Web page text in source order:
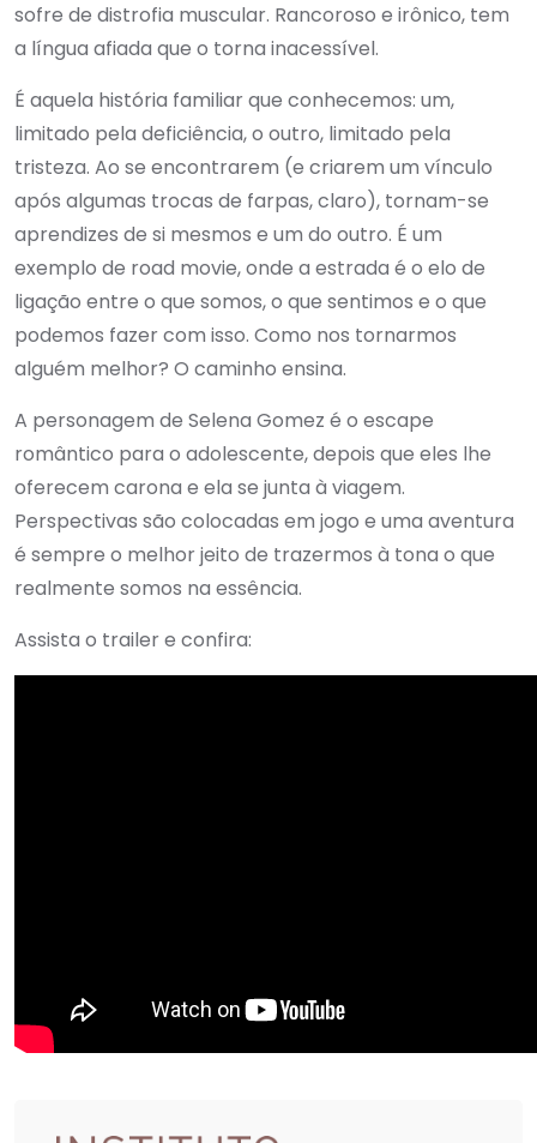
sofre de distrofia muscular. Rancoroso e irônico, tem
a língua afiada que o torna inacessível.
É aquela história familiar que conhecemos: um,
limitado pela deficiência, o outro, limitado pela
tristeza. Ao se encontrarem (e criarem um vínculo
após algumas trocas de farpas, claro), tornam-se
aprendizes de si mesmos e um do outro. É um
exemplo de road movie, onde a estrada é o elo de
ligação entre o que somos, o que sentimos e o que
podemos fazer com isso. Como nos tornarmos
alguém melhor? O caminho ensina.
A personagem de Selena Gomez é o escape
romântico para o adolescente, depois que eles lhe
oferecem carona e ela se junta à viagem.
Perspectivas são colocadas em jogo e uma aventura
é sempre o melhor jeito de trazermos à tona o que
realmente somos na essência.
Assista o trailer e confira: